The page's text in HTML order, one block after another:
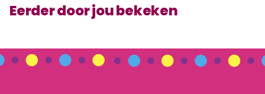
Eerder door jou bekeken